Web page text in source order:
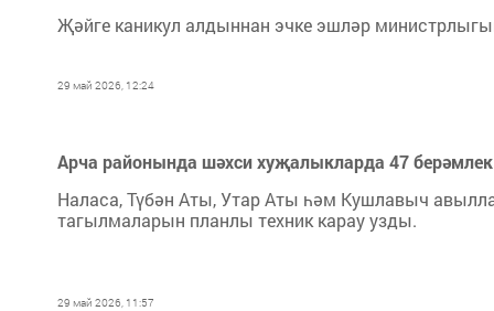
Җәйге каникул алдыннан эчке эшләр
29 май 2026, 12:24
Арча районында шәхси хуҗалыкларда 47
Наласа, Түбән Аты, Утар Аты һәм Кушлавыч
тагылмаларын планлы техник карау узды.
29 май 2026, 11:57